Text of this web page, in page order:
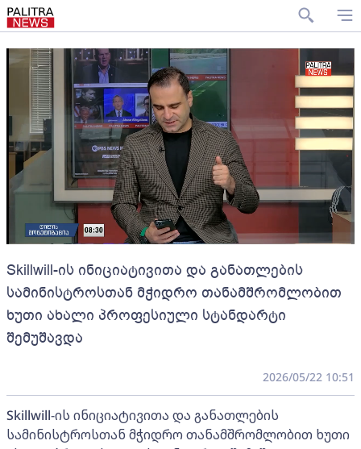
Skillwill-ის ინიციატივითა და განათლების
სამინისტროსთან მჭიდრო თანამშრომლობით
ხუთი ახალი პროფესიული სტანდარტი
შემუშავდა
2026/05/22 10:51
Skillwill-ის ინიციატივითა და განათლების
სამინისტროსთან მჭიდრო თანამშრომლობით ხუთი